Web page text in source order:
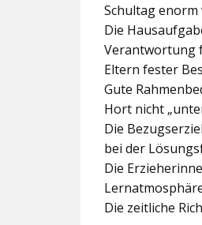
Schultag enorm
Die
Verantwortung
Eltern fester
Gute
Hort nicht
Die
bei der
Die
Die zeitliche